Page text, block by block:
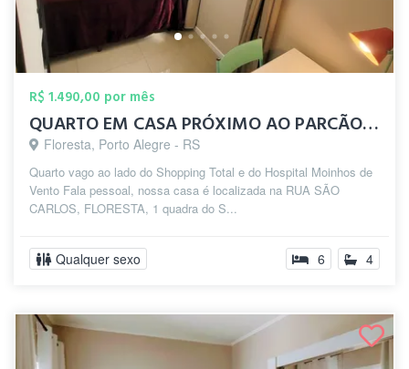
R$ 1.490,00 por mês
QUARTO EM CASA PRÓXIMO AO PARCÃO / MOINH...
Floresta, Porto Alegre - RS
Quarto vago ao lado do Shopping Total e do Hospital Moinhos de
Vento Fala pessoal, nossa casa é localizada na RUA SÃO
CARLOS, FLORESTA, 1 quadra do S...
Qualquer sexo 6 4